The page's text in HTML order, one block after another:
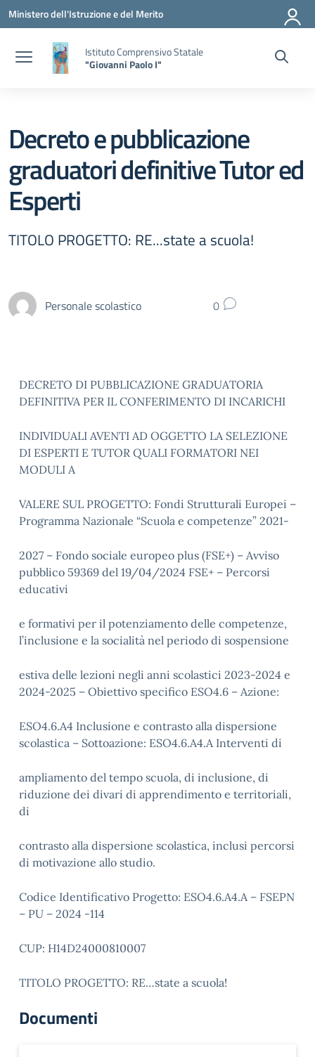
Vai ai contenuti
Vai al menu di navigazione
Vai al footer
Ministero dell'Istruzione e del Merito
Istituto Comprensivo Statale
"Giovanni Paolo I"
Decreto e pubblicazione
graduatori definitive Tutor ed
Esperti
TITOLO PROGETTO: RE...state a scuola!
Personale scolastico 0
DECRETO DI PUBBLICAZIONE GRADUATORIA
DEFINITIVA PER IL CONFERIMENTO DI INCARICHI
INDIVIDUALI AVENTI AD OGGETTO LA SELEZIONE
DI ESPERTI E TUTOR QUALI FORMATORI NEI
MODULI A
VALERE SUL PROGETTO: Fondi Strutturali Europei –
Programma Nazionale “Scuola e competenze” 2021-
2027 – Fondo sociale europeo plus (FSE+) – Avviso
pubblico 59369 del 19/04/2024 FSE+ – Percorsi
educativi
e formativi per il potenziamento delle competenze,
l’inclusione e la socialità nel periodo di sospensione
estiva delle lezioni negli anni scolastici 2023-2024 e
2024-2025 – Obiettivo specifico ESO4.6 – Azione:
ESO4.6.A4 Inclusione e contrasto alla dispersione
scolastica – Sottoazione: ESO4.6.A4.A Interventi di
ampliamento del tempo scuola, di inclusione, di
riduzione dei divari di apprendimento e territoriali,
di
contrasto alla dispersione scolastica, inclusi percorsi
di motivazione allo studio.
Codice Identificativo Progetto: ESO4.6.A4.A – FSEPN
– PU – 2024 -114
CUP: H14D24000810007
TITOLO PROGETTO: RE…state a scuola!
Documenti